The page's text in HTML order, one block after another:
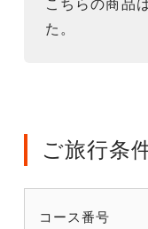
こちらの商品
た。
ご旅行条
コース番号